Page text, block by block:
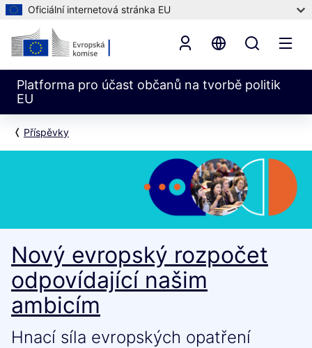
Oficiální internetová stránka EU
Platforma pro účast občanů na tvorbě politik
EU
Příspěvky
Nový evropský rozpočet
odpovídající našim
ambicím
Hnací síla evropských opatření